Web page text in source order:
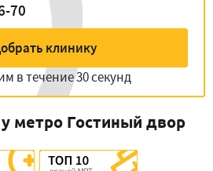
70
клинику
в течение 30 секунд
метро Гостиный двор